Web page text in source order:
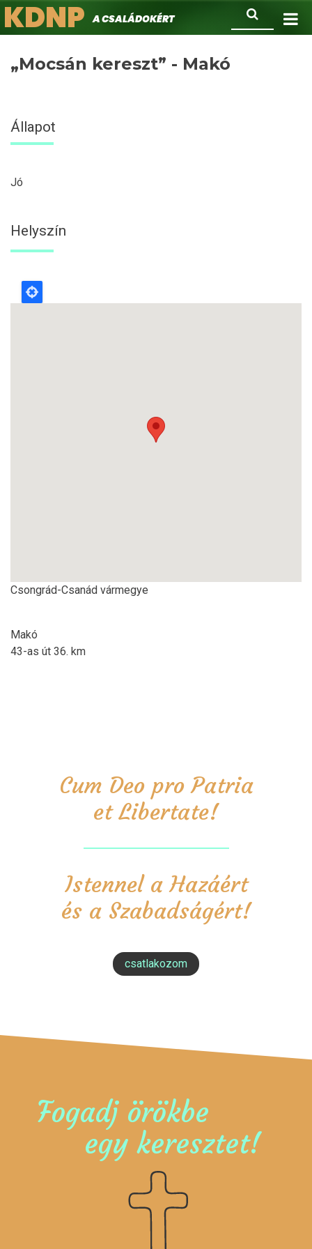
Ugrás
a
Keresés
KDNPA családokért.
„Mocsán kereszt” - Makó
Állapot
Jó
Helyszín
Csongrád-Csanád vármegye
Makó
43-as út 36. km
Cum Deo pro Patria
et Libertate!
Istennel a Hazáért
és a Szabadságért!
csatlakozom
Fogadj örökbe
egy keresztet!